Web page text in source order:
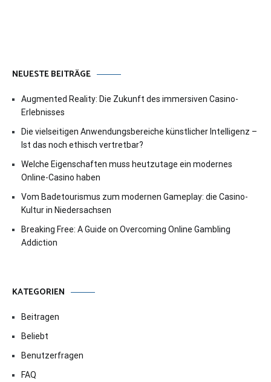
NEUESTE BEITRÄGE
Augmented Reality: Die Zukunft des immersiven Casino-
Erlebnisses
Die vielseitigen Anwendungsbereiche künstlicher Intelligenz –
Ist das noch ethisch vertretbar?
Welche Eigenschaften muss heutzutage ein modernes
Online-Casino haben
Vom Badetourismus zum modernen Gameplay: die Casino-
Kultur in Niedersachsen
Breaking Free: A Guide on Overcoming Online Gambling
Addiction
KATEGORIEN
Beitragen
Beliebt
Benutzerfragen
FAQ